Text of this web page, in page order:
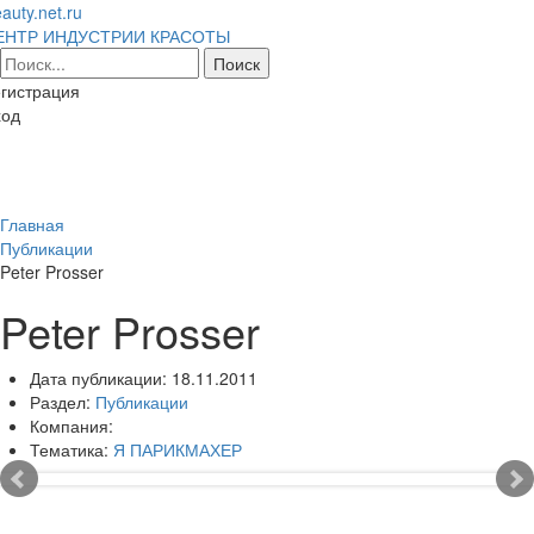
ИНДУСТРИИ КРАСОТЫ
Главная
Публикации
Peter Prosser
Peter Prosser
Дата публикации: 18.11.2011
Раздел: Публикации
Компания:
Тематика: Я ПАРИКМАХЕР